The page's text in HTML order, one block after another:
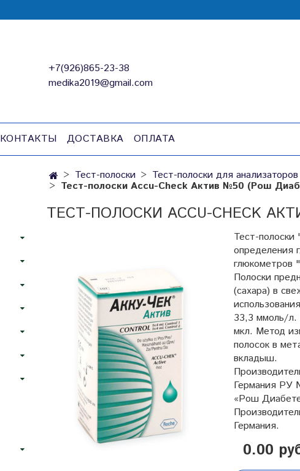
+7(926)865-23-38
medika2019@gmail.com
КОНТАКТЫ ДОСТАВКА ОПЛАТА
Тест-полоски Тест-полоски для анализаторов
Тест-полоски Accu-Check Актив №50 (Рош
ТЕСТ-ПОЛОСКИ ACCU-CHECK
Тест-полоски
определения
глюкометров
Полоски
(сахара) в
33,3 ммоль/л.
мкл. Метод
полосок в
вкладыш.
Германия РУ
«Рош
Германия.
0.00